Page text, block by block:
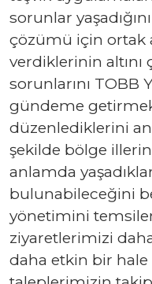
sorunlar
çözümü için ortak
verdiklerinin
sorunlarını TOBB
gündeme
düzenlediklerini
şekilde bölge
anlamda
bulunabileceğini
yönetimini
ziyaretlerimizi daha
daha etkin bir hale